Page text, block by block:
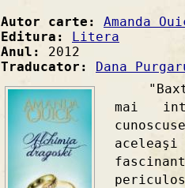
Autor carte: Amanda
Editura: Litera
Anul: 2012
Traducator: Dana
mai